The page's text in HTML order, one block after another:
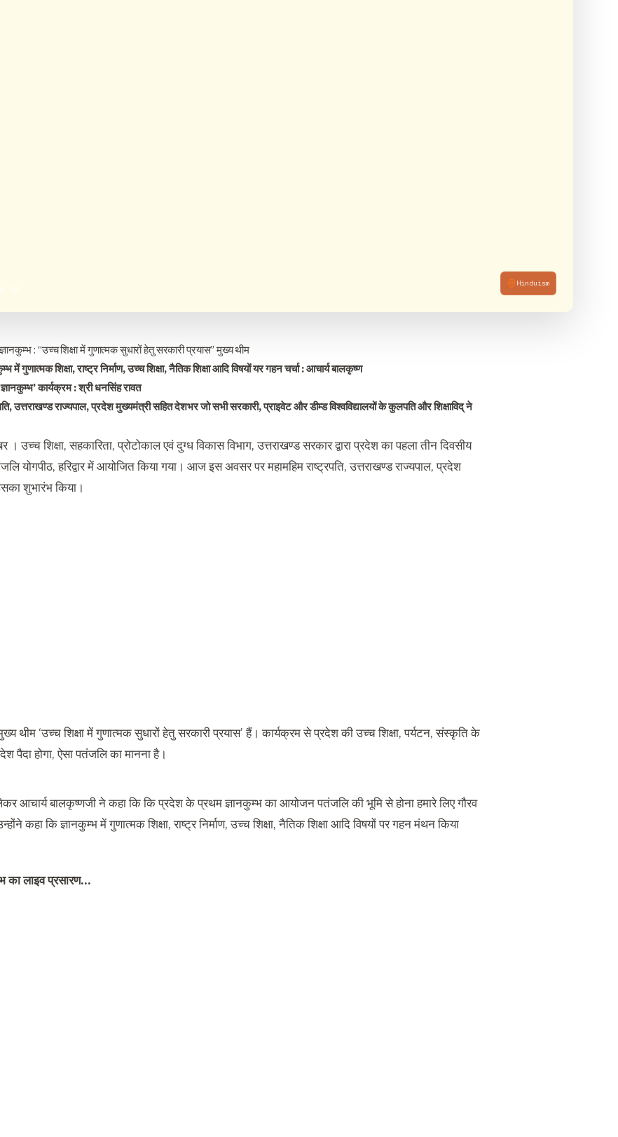
Hinduism
: “उच्च शिक्षा में गुणात्मक सुधारों हेतु सरकारी प्रयास” मुख्य थीम
में गुणात्मक शिक्षा, राष्ट्र निर्माण, उच्च शिक्षा, नैतिक शिक्षा आदि विषयों यर गहन चर्चा : आचार्य बालकृष्ण
कार्यक्रम : श्री धनसिंह रावत
उत्तराखण्ड राज्यपाल, प्रदेश मुख्यमंत्री सहित देशभर जो सभी सरकारी, प्राइवेट और डीम्ड विश्वविद्यालयों के कुलपति और शिक्षाविद् ने
। उच्च शिक्षा, सहकारिता, प्रोटोकाल एवं दुग्ध विकास विभाग, उत्तराखण्ड सरकार द्वारा प्रदेश का पहला तीन दिवसीय
योगपीठ, हरिद्वार में आयोजित किया गया। आज इस अवसर पर महामहिम राष्ट्रपति, उत्तराखण्ड राज्यपाल, प्रदेश
शुभारंभ किया।
थीम ‘उच्च शिक्षा में गुणात्मक सुधारों हेतु सरकारी प्रयास’ हैं। कार्यक्रम से प्रदेश की उच्च शिक्षा, पर्यटन, संस्कृति के
पैदा होगा, ऐसा पतंजलि का मानना है।
आचार्य बालकृष्णजी ने कहा कि कि प्रदेश के प्रथम ज्ञानकुम्भ का आयोजन पतंजलि की भूमि से होना हमारे लिए गौरव
कहा कि ज्ञानकुम्भ में गुणात्मक शिक्षा, राष्ट्र निर्माण, उच्च शिक्षा, नैतिक शिक्षा आदि विषयों पर गहन मंथन किया
का लाइव प्रसारण…